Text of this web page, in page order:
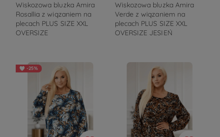
Wiskozowa bluzka Amira
Rosallia z wiązaniem na
plecach PLUS SIZE XXL
OVERSIZE
Wiskozowa bluzka Amira
Verde z wiązaniem na
plecach PLUS SIZE XXL
OVERSIZE JESIEŃ
-25%